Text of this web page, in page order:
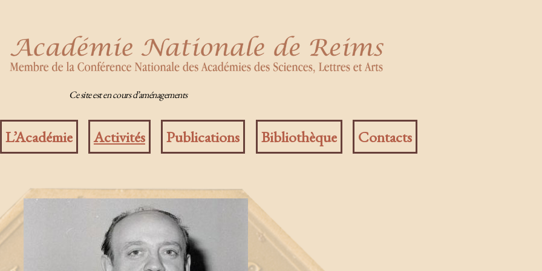
Ce site est en cours d’aménagements
L’Académie Activités Publications Bibliothèque Contacts